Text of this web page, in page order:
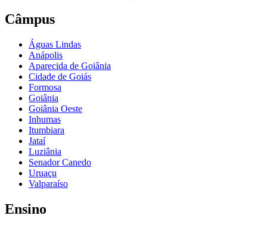
Câmpus
Águas Lindas
Anápolis
Aparecida de Goiânia
Cidade de Goiás
Formosa
Goiânia
Goiânia Oeste
Inhumas
Itumbiara
Jataí
Luziânia
Senador Canedo
Uruaçu
Valparaíso
Ensino